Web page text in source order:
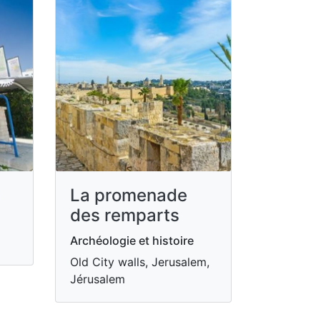
La promenade
des remparts
Archéologie et histoire
Old City walls, Jerusalem,
Jérusalem